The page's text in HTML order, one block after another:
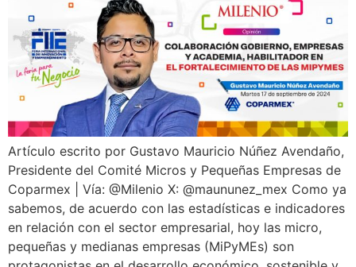
Artículo escrito por Gustavo Mauricio Núñez Avendaño,
Presidente del Comité Micros y Pequeñas Empresas de
Coparmex | Vía: @Milenio X: @maununez_mex Como ya
sabemos, de acuerdo con las estadísticas e indicadores
en relación con el sector empresarial, hoy las micro,
pequeñas y medianas empresas (MiPyMEs) son